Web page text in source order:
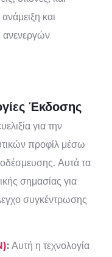
και
ανενεργών
Έκδοσης
για την
προφίλ μέσω
Αυτά τα
σημασίας για
συγκέντρωσης
: Αυτή η τεχνολογία